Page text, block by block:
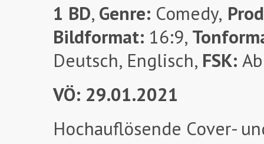
1 BD, Genre: Comedy,
Bildformat: 16:9,
Deutsch, Englisch, FSK:
VÖ: 29.01.2021
Hochauflösende Cover-